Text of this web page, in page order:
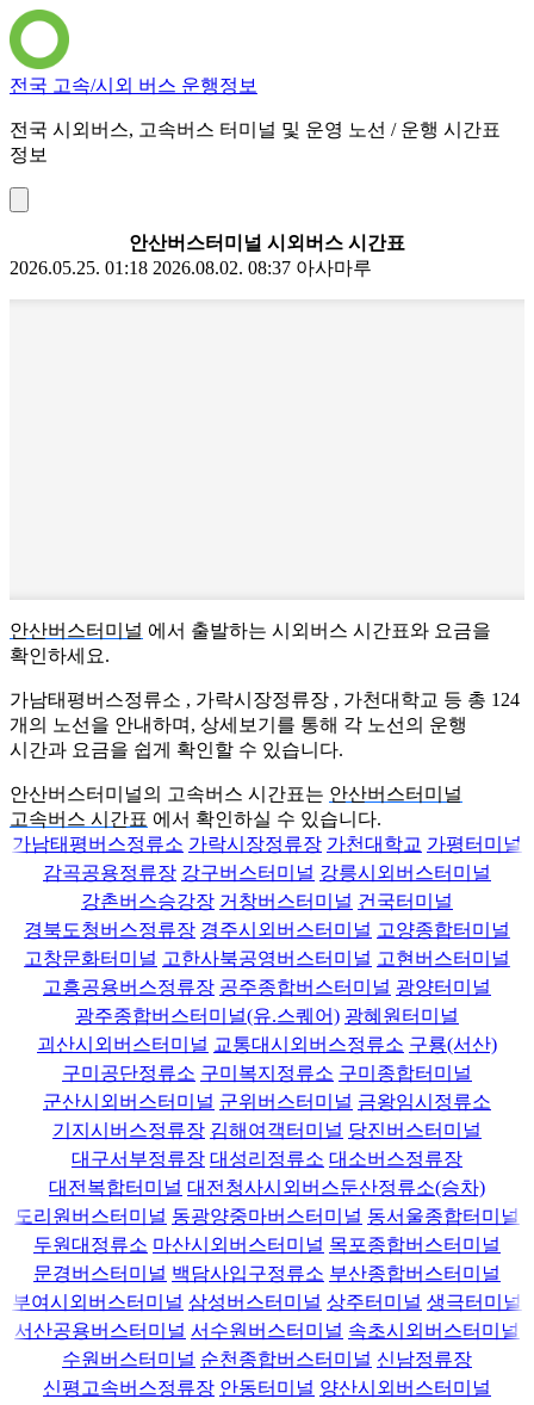
전국 고속/시외 버스 운행정보
전국 시외버스, 고속버스 터미널 및 운영 노선 / 운행 시간표
정보
안산버스터미널 시외버스 시간표
2026.05.25. 01:18 2026.08.02. 08:37 아사마루
안산버스터미널 에서 출발하는 시외버스 시간표와 요금을
확인하세요.
가남태평버스정류소 , 가락시장정류장 , 가천대학교 등 총 124
개의 노선을 안내하며, 상세보기를 통해 각 노선의 운행
시간과 요금을 쉽게 확인할 수 있습니다.
안산버스터미널의 고속버스 시간표는 안산버스터미널
고속버스 시간표 에서 확인하실 수 있습니다.
가남태평버스정류소 가락시장정류장 가천대학교 가평터미널
감곡공용정류장 강구버스터미널 강릉시외버스터미널
강촌버스승강장 거창버스터미널 건국터미널
경북도청버스정류장 경주시외버스터미널 고양종합터미널
고창문화터미널 고한사북공영버스터미널 고현버스터미널
고흥공용버스정류장 공주종합버스터미널 광양터미널
광주종합버스터미널(유.스퀘어) 광혜원터미널
괴산시외버스터미널 교통대시외버스정류소 구룡(서산)
구미공단정류소 구미복지정류소 구미종합터미널
군산시외버스터미널 군위버스터미널 금왕임시정류소
기지시버스정류장 김해여객터미널 당진버스터미널
대구서부정류장 대성리정류소 대소버스정류장
대전복합터미널 대전청사시외버스둔산정류소(승차)
도리원버스터미널 동광양중마버스터미널 동서울종합터미널
두원대정류소 마산시외버스터미널 목포종합버스터미널
문경버스터미널 백담사입구정류소 부산종합버스터미널
부여시외버스터미널 삼성버스터미널 상주터미널 생극터미널
서산공용버스터미널 서수원버스터미널 속초시외버스터미널
수원버스터미널 순천종합버스터미널 신남정류장
신평고속버스정류장 안동터미널 양산시외버스터미널